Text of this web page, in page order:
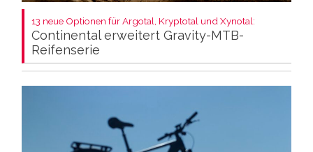
13 neue Optionen für Argotal, Kryptotal und Xynotal:
Continental erweitert Gravity-MTB-
Reifenserie